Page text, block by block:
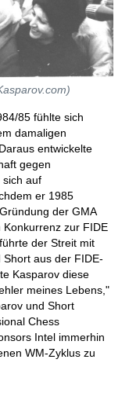
85 fühlte sich
damaligen
entwickelte
gegen
sich auf
er 1985
der GMA
zur FIDE
der Streit mit
aus der FIDE-
Kasparov diese
meines Lebens,"
und Short
Chess
Intel immerhin
WM-Zyklus zu